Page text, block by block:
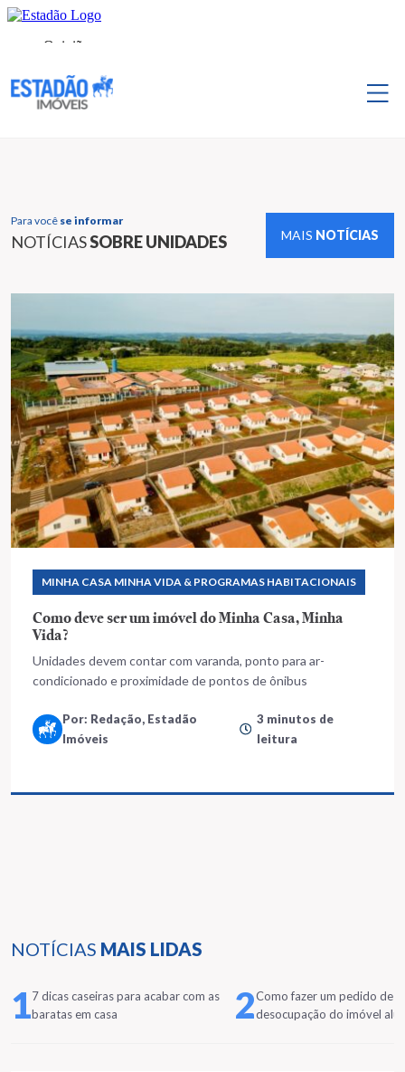
Para você se informar
NOTÍCIASSOBRE UNIDADES MAIS NOTÍCIAS
NOTÍCIAS MAIS LIDAS
17 dicas caseiras para acabar com as
baratas em casa
2Como fazer um pedido de
desocupação do imóvel
MINHA CASA MINHA VIDA & PROGRAMAS HABITACIONAIS
Como deve ser um imóvel do Minha Casa, Minha
Vida?
Unidades devem contar com varanda, ponto para ar-
condicionado e proximidade de pontos de ônibus
Por: Redação, Estadão
Imóveis
3 minutos de
leitura